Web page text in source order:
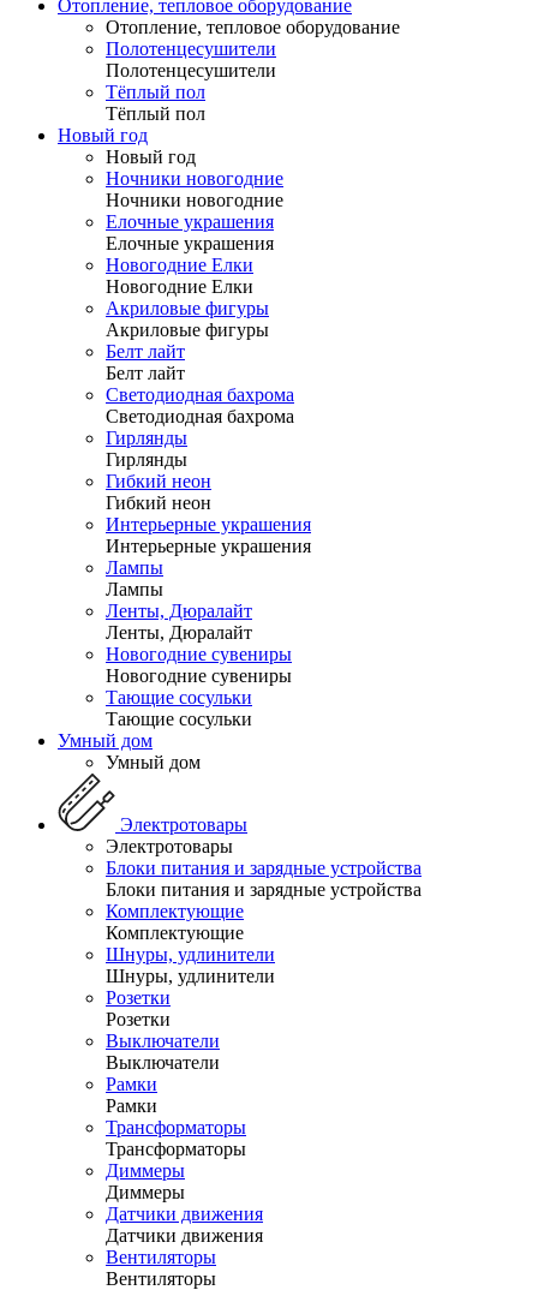
Отопление, тепловое оборудование
Отопление, тепловое оборудование
Полотенцесушители
Полотенцесушители
Тёплый пол
Тёплый пол
Новый год
Новый год
Ночники новогодние
Ночники новогодние
Елочные украшения
Елочные украшения
Новогодние Елки
Новогодние Елки
Акриловые фигуры
Акриловые фигуры
Белт лайт
Белт лайт
Светодиодная бахрома
Светодиодная бахрома
Гирлянды
Гирлянды
Гибкий неон
Гибкий неон
Интерьерные украшения
Интерьерные украшения
Лампы
Лампы
Ленты, Дюралайт
Ленты, Дюралайт
Новогодние сувениры
Новогодние сувениры
Тающие сосульки
Тающие сосульки
Умный дом
Умный дом
Электротовары
Электротовары
Блоки питания и зарядные устройства
Блоки питания и зарядные устройства
Комплектующие
Комплектующие
Шнуры, удлинители
Шнуры, удлинители
Розетки
Розетки
Выключатели
Выключатели
Рамки
Рамки
Трансформаторы
Трансформаторы
Диммеры
Диммеры
Датчики движения
Датчики движения
Вентиляторы
Вентиляторы